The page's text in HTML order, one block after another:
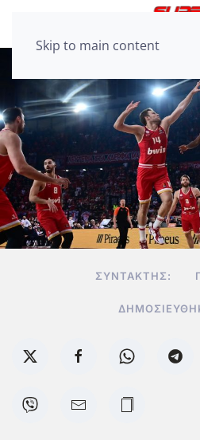
Skip to main content
ΣΥΝΤΆΚΤΗΣ: